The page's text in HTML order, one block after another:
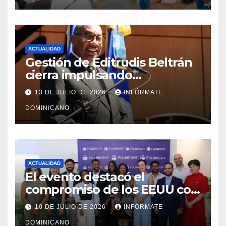
ACTUALIDAD
Gestión de Editrudis Beltrán
cierra impulsando
modernización, expansión y
transformación institucional
13 DE JULIO DE 2026 INFÓRMATE
DOMINICANO
ACTUALIDAD
El evento destacó el
compromiso de los EEUU con
el liderazgo, la innovación y la
excelencia académica por
10 DE JULIO DE 2026 INFÓRMATE
DOMINICANO